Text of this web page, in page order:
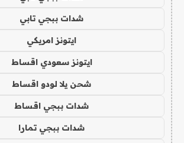
شدات ببجي تابي
ايتونز امريكي
ايتونز سعودي اقساط
شحن يلا لودو اقساط
شدات ببجي اقساط
شدات ببجي تمارا